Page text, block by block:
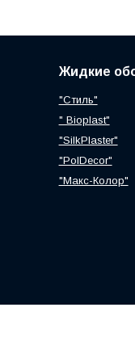
Жидкие
"Стиль"
" Bioplast"
"SilkPlaster"
"PolDecor"
"Макс-Колор"